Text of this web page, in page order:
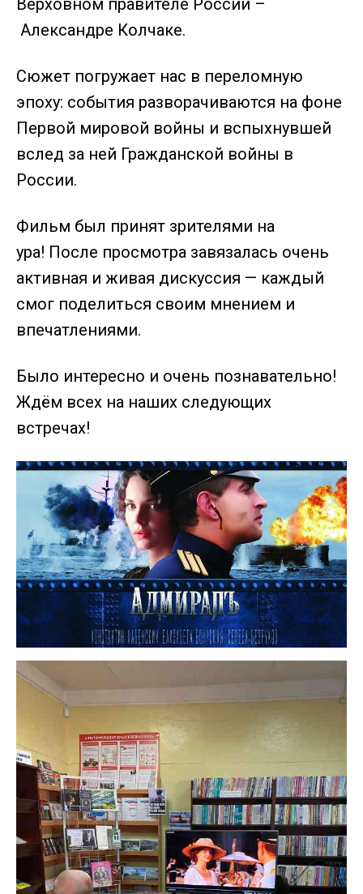
Верховном правителе России –
Александре Колчаке.
Сюжет погружает нас в переломную
эпоху: события разворачиваются на фоне
Первой мировой войны и вспыхнувшей
вслед за ней Гражданской войны в
России.
Фильм был принят зрителями на
ура! После просмотра завязалась очень
активная и живая дискуссия — каждый
смог поделиться своим мнением и
впечатлениями.
Было интересно и очень познавательно!
Ждём всех на наших следующих
встречах!